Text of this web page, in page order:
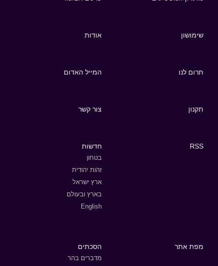
שימושון אודות
תרום לנו המייל האדום
תקנון צור קשר
RSS חדשות
בטחון
זהות יהודית
ארץ ישראל
בארץ ובעולם
English
מפת אתר הסכתים
מדברים בהר